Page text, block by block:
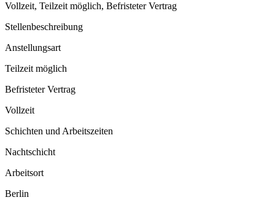
Vollzeit, Teilzeit möglich, Befristeter Vertrag
Stellenbeschreibung
Anstellungsart
Teilzeit möglich
Befristeter Vertrag
Vollzeit
Schichten und Arbeitszeiten
Nachtschicht
Arbeitsort
Berlin